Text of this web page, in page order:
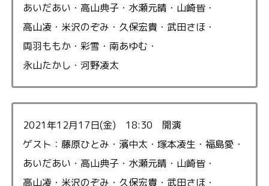
あいだあい・高山典子・水瀬元晴・山崎皆・
高山凌・米沢のぞみ・久保宏貴・武田さほ・
両羽ももか・彩雪・南あゆむ・
永山たかし・河野凌太
2021年12月17日(金) 18:30 開演
ゲスト：藤原ひとみ・濱中太・塚本凌生・福島愛・
あいだあい・高山典子・水瀬元晴・山崎皆・
高山凌・米沢のぞみ・久保宏貴・武田さほ・